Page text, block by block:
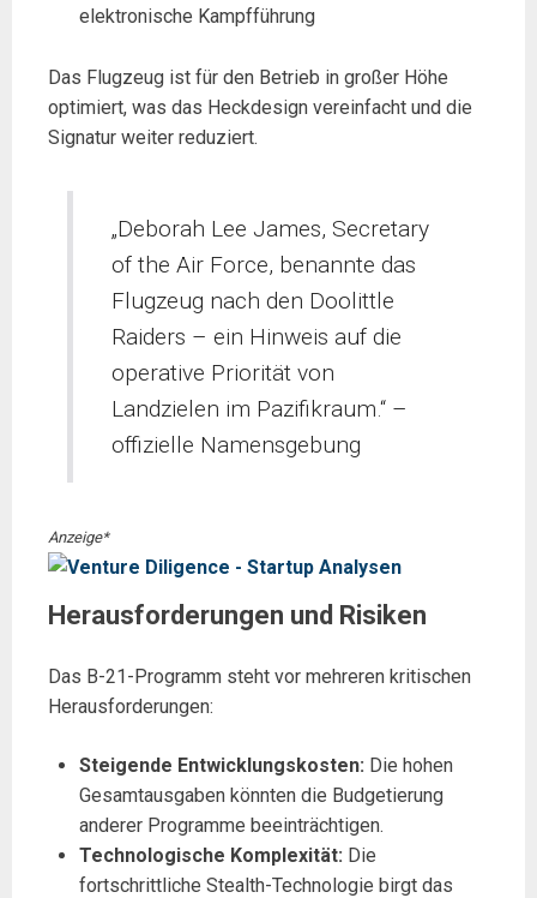
elektronische Kampfführung
Das Flugzeug ist für den Betrieb in großer Höhe
optimiert, was das Heckdesign vereinfacht und die
Signatur weiter reduziert.
„Deborah Lee James, Secretary
of the Air Force, benannte das
Flugzeug nach den Doolittle
Raiders – ein Hinweis auf die
operative Priorität von
Landzielen im Pazifikraum.“ –
offizielle Namensgebung
Anzeige*
Herausforderungen und Risiken
Das B-21-Programm steht vor mehreren kritischen
Herausforderungen:
Steigende Entwicklungskosten: Die hohen
Gesamtausgaben könnten die Budgetierung
anderer Programme beeinträchtigen.
Technologische Komplexität: Die
fortschrittliche Stealth-Technologie birgt das